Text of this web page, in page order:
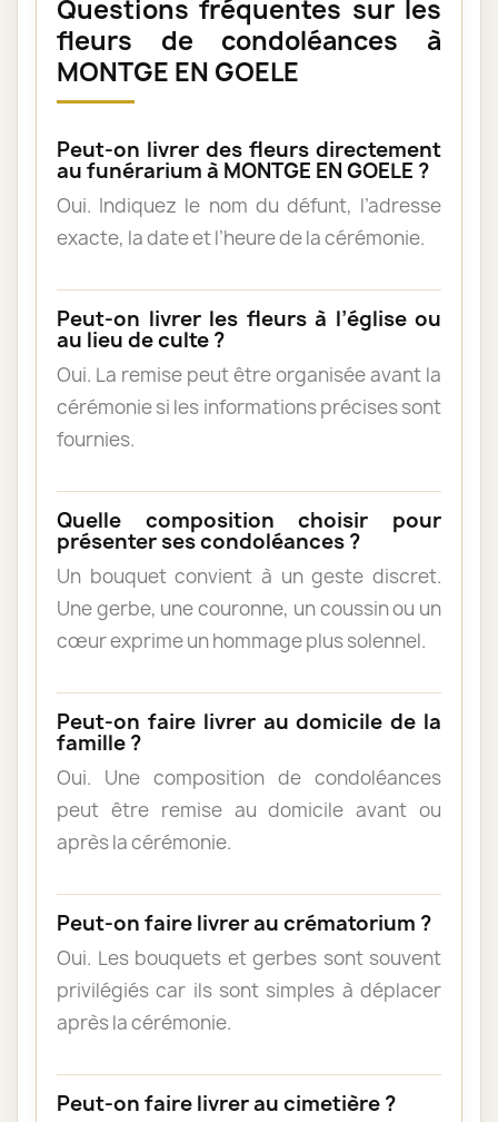
Questions fréquentes sur les
fleurs de condoléances à
MONTGE EN GOELE
Peut-on livrer des fleurs directement
au funérarium à MONTGE EN GOELE ?
Oui. Indiquez le nom du défunt, l’adresse
exacte, la date et l’heure de la cérémonie.
Peut-on livrer les fleurs à l’église ou
au lieu de culte ?
Oui. La remise peut être organisée avant la
cérémonie si les informations précises sont
fournies.
Quelle composition choisir pour
présenter ses condoléances ?
Un bouquet convient à un geste discret.
Une gerbe, une couronne, un coussin ou un
cœur exprime un hommage plus solennel.
Peut-on faire livrer au domicile de la
famille ?
Oui. Une composition de condoléances
peut être remise au domicile avant ou
après la cérémonie.
Peut-on faire livrer au crématorium ?
Oui. Les bouquets et gerbes sont souvent
privilégiés car ils sont simples à déplacer
après la cérémonie.
Peut-on faire livrer au cimetière ?